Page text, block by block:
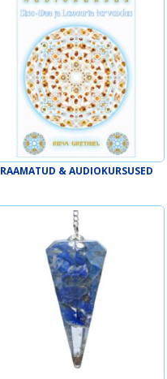
RAAMATUD & AUDIOKURSUSED